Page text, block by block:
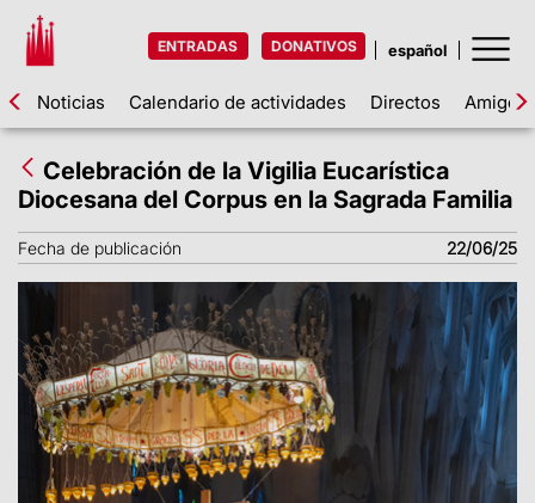
ENTRADAS DONATIVOS
Noticias Calendario de actividades Directos Amigos
Celebración de la Vigilia Eucarística
Diocesana del Corpus en la Sagrada Familia
Fecha de publicación 22/06/25